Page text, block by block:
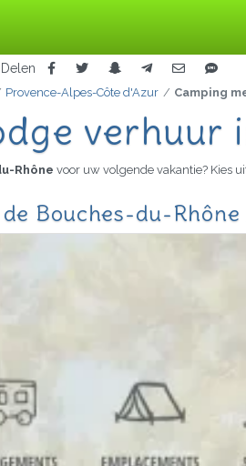
Delen
Provence-Alpes-Côte d'Azur Camping
verhuur
Rhône voor uw volgende vakantie? Kies
Bouches-du-